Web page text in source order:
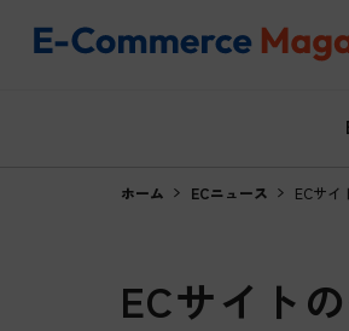
ホーム ECニュース ECサイ
ECサイト